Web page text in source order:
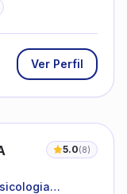
Ver Perfil
5.0(8)